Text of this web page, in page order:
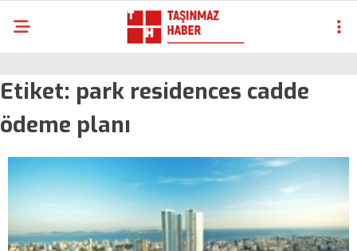
Etiket: park residences cadde
ödeme planı